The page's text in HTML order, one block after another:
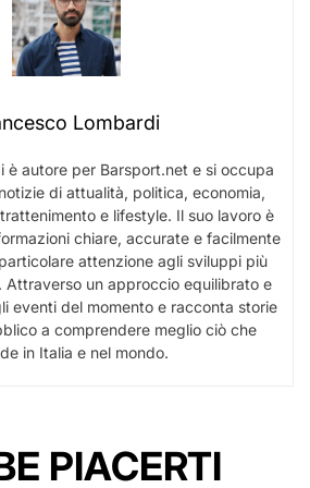
Lombardi
è autore per Barsport.net e si occupa
di attualità, politica, economia,
e lifestyle. Il suo lavoro è
chiare, accurate e facilmente
attenzione agli sviluppi più
Attraverso un approccio equilibrato e
eventi del momento e racconta storie
a comprendere meglio ciò che
in Italia e nel mondo.
PIACERTI